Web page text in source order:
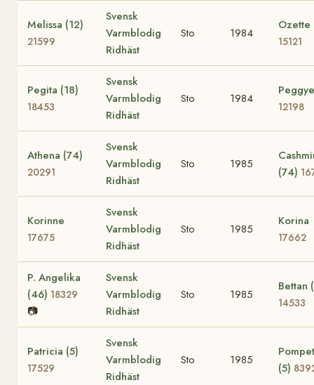
Melissa (12)
21599
Svensk
Varmblodig
Ridhäst
Sto 1984
Ozette
15121
Pegita (18)
18453
Svensk
Varmblodig
Ridhäst
Sto 1984
12198
Athena (74)
20291
Svensk
Varmblodig
Ridhäst
Sto 1985
(74)
Korinne
17675
Svensk
Varmblodig
Ridhäst
Sto 1985
Korina
17662
P. Angelika
(46) 18329
📷
Svensk
Varmblodig
Ridhäst
Sto 1985
Bettan
14533
Patricia (5)
17529
Svensk
Varmblodig
Ridhäst
Sto 1985
(5)